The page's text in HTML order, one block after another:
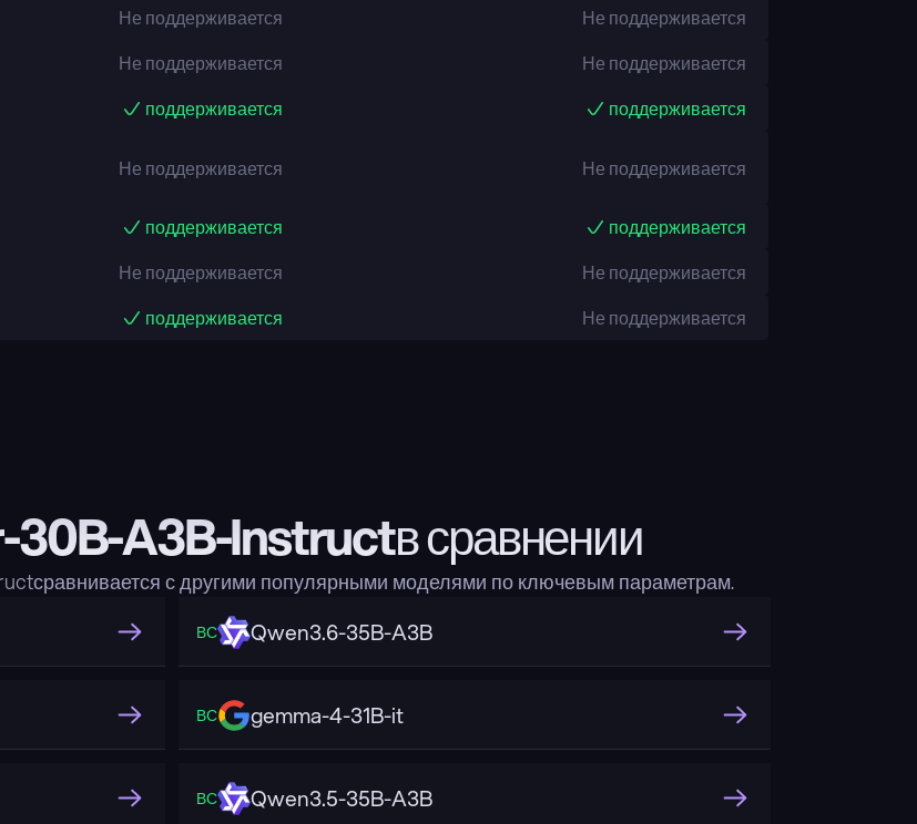
Не поддерживается
Не поддерживается
Не поддерживается
Не поддерживается
поддерживается
поддерживается
Не поддерживается Не поддерживается
поддерживается
поддерживается
Не поддерживается
Не поддерживается
поддерживается Не поддерживается
A3B-Instructв сравнении
с другими популярными моделями по ключевым параметрам.
ВС Qwen3.6-35B-A3B
ВС gemma-4-31B-it
ВС Qwen3.5-35B-A3B